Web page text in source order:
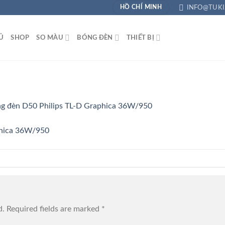
HỒ CHÍ MINH
SHOP SO MÀU BÓNG ĐÈN THIẾT BỊ
đèn D50 Philips TL-D Graphica 36W/950
Required fields are marked *